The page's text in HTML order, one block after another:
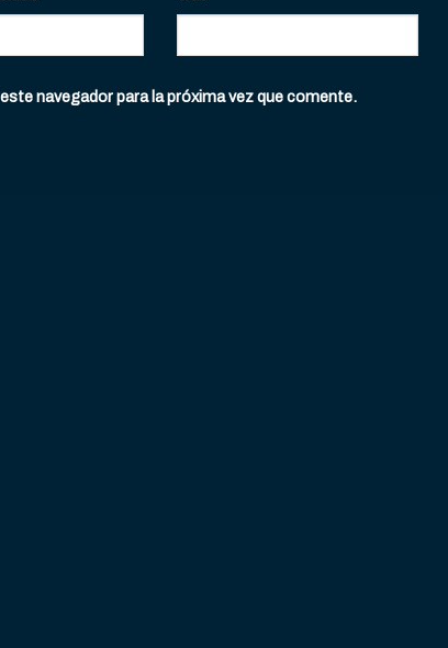
navegador para la próxima vez que comente.